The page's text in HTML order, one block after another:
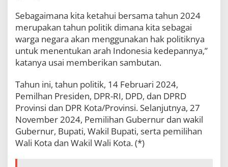
a
l
i
t
a
s
a
l
a
m
P
i
l
k
Sebagaimana kita ketahui bersama tahun 2024
merupakan tahun politik dimana kita sebagai
warga negara akan menggunakan hak politiknya
untuk menentukan arah Indonesia kedepannya,”
katanya usai memberikan sambutan.
Tahun ini, tahun politik, 14 Februari 2024,
Pemilhan Presiden, DPR-RI, DPD, dan DPRD
Provinsi dan DPR Kota/Provinsi. Selanjutnya, 27
November 2024, Pemilihan Gubernur dan wakil
Gubernur, Bupati, Wakil Bupati, serta pemilihan
Wali Kota dan Wakil Wali Kota. (*)